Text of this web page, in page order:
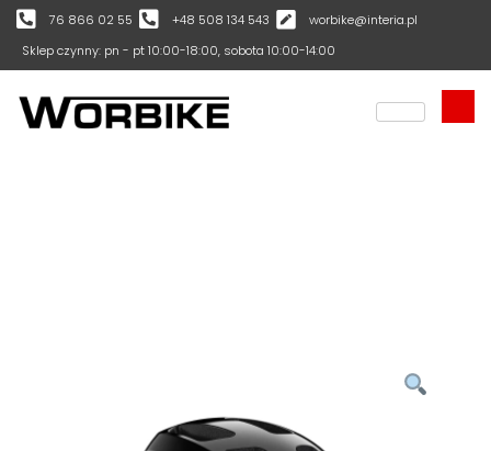
76 866 02 55 +48 508 134 543
worbike@interia.pl
Sklep czynny: pn - pt 10:00-18:00, sobota 10:00-14:00